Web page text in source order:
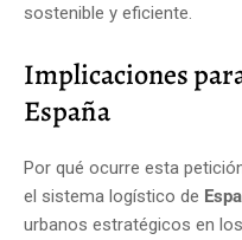
sostenible y eficiente.
Implicaciones
España
Por qué ocurre esta
el sistema logístico de
urbanos estratégicos en